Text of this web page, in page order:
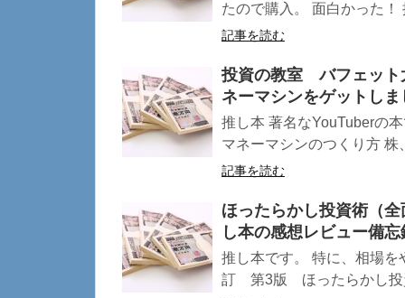
たので購入。 面白かった！
記事を読む
投資の教室 バフェッ
ネーマシンをゲットし
推し本 著名なYouTuberの
マネーマシンのつくり方 株
記事を読む
ほったらかし投資術（
し本の感想レビュー備
推し本です。 特に、相場
訂 第3版 ほったらかし投